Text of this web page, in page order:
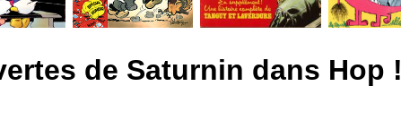
de Saturnin dans Hop !